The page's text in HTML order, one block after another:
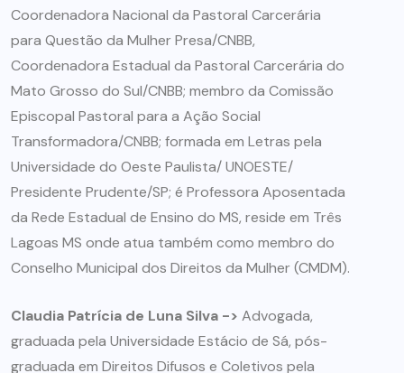
Coordenadora Nacional da Pastoral Carcerária
para Questão da Mulher Presa/CNBB,
Coordenadora Estadual da Pastoral Carcerária do
Mato Grosso do Sul/CNBB; membro da Comissão
Episcopal Pastoral para a Ação Social
Transformadora/CNBB; formada em Letras pela
Universidade do Oeste Paulista/ UNOESTE/
Presidente Prudente/SP; é Professora Aposentada
da Rede Estadual de Ensino do MS, reside em Três
Lagoas MS onde atua também como membro do
Conselho Municipal dos Direitos da Mulher (CMDM).
Claudia Patrícia de Luna Silva -> Advogada,
graduada pela Universidade Estácio de Sá, pós-
graduada em Direitos Difusos e Coletivos pela